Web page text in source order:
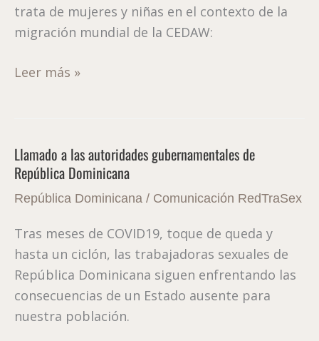
trata de mujeres y niñas en el contexto de la
migración mundial de la CEDAW:
Leer más »
Llamado a las autoridades gubernamentales de
República Dominicana
República Dominicana / Comunicación RedTraSex
Tras meses de COVID19, toque de queda y
hasta un ciclón, las trabajadoras sexuales de
República Dominicana siguen enfrentando las
consecuencias de un Estado ausente para
nuestra población.
Llamado
a
las
gubernamentales
de
República
Dominicana